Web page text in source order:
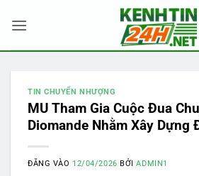
qua
TIN CHUYỂN NHƯỢNG
MU Tham Gia Cuộc Đua
Diomande Nhằm Xây Dựng
ĐĂNG VÀO 12/04/2026 BỞIADMIN1